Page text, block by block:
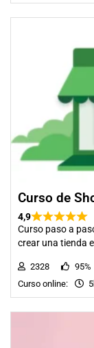
Curso de
4,9
Curso paso a
crear una tienda
2328
95%
Curso online: